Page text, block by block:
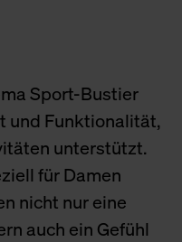
Sport-Bustier
und Funktionalität,
unterstützt.
für Damen
nicht nur eine
auch ein Gefühl